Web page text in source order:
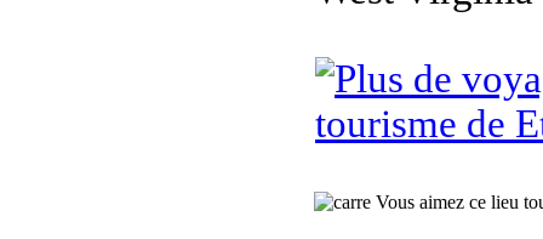
tourisme de
Vous aimez ce lieu